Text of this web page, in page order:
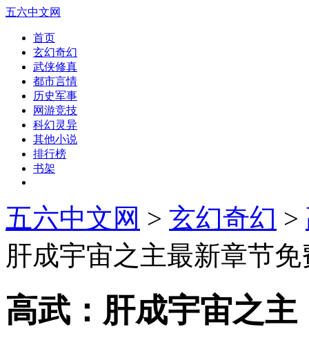
五六中文网
首页
玄幻奇幻
武侠修真
都市言情
历史军事
网游竞技
科幻灵异
其他小说
排行榜
书架
五六中文网 > 玄幻奇幻 >
肝成宇宙之主最新章节
高武：肝成宇宙之主